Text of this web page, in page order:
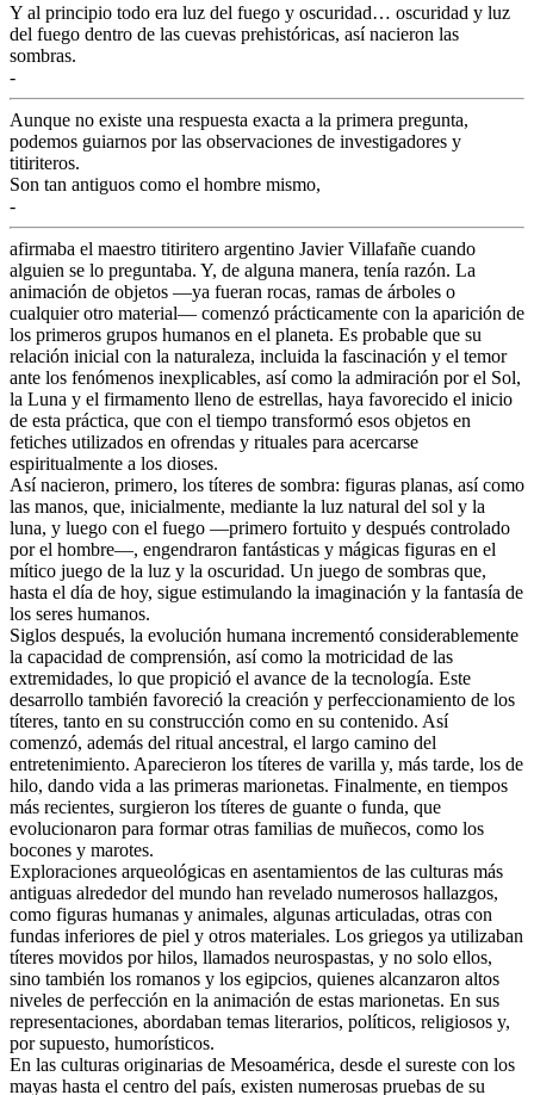
Y al principio todo era luz del fuego y oscuridad… oscuridad y luz
del fuego dentro de las cuevas prehistóricas, así nacieron las
sombras.
-
Aunque no existe una respuesta exacta a la primera pregunta,
podemos guiarnos por las observaciones de investigadores y
titiriteros.
Son tan antiguos como el hombre mismo,
-
afirmaba el maestro titiritero argentino Javier Villafañe cuando
alguien se lo preguntaba. Y, de alguna manera, tenía razón. La
animación de objetos —ya fueran rocas, ramas de árboles o
cualquier otro material— comenzó prácticamente con la aparición de
los primeros grupos humanos en el planeta. Es probable que su
relación inicial con la naturaleza, incluida la fascinación y el temor
ante los fenómenos inexplicables, así como la admiración por el Sol,
la Luna y el firmamento lleno de estrellas, haya favorecido el inicio
de esta práctica, que con el tiempo transformó esos objetos en
fetiches utilizados en ofrendas y rituales para acercarse
espiritualmente a los dioses.
Así nacieron, primero, los títeres de sombra: figuras planas, así como
las manos, que, inicialmente, mediante la luz natural del sol y la
luna, y luego con el fuego —primero fortuito y después controlado
por el hombre—, engendraron fantásticas y mágicas figuras en el
mítico juego de la luz y la oscuridad. Un juego de sombras que,
hasta el día de hoy, sigue estimulando la imaginación y la fantasía de
los seres humanos.
Siglos después, la evolución humana incrementó considerablemente
la capacidad de comprensión, así como la motricidad de las
extremidades, lo que propició el avance de la tecnología. Este
desarrollo también favoreció la creación y perfeccionamiento de los
títeres, tanto en su construcción como en su contenido. Así
comenzó, además del ritual ancestral, el largo camino del
entretenimiento. Aparecieron los títeres de varilla y, más tarde, los de
hilo, dando vida a las primeras marionetas. Finalmente, en tiempos
más recientes, surgieron los títeres de guante o funda, que
evolucionaron para formar otras familias de muñecos, como los
bocones y marotes.
Exploraciones arqueológicas en asentamientos de las culturas más
antiguas alrededor del mundo han revelado numerosos hallazgos,
como figuras humanas y animales, algunas articuladas, otras con
fundas inferiores de piel y otros materiales. Los griegos ya utilizaban
títeres movidos por hilos, llamados neurospastas, y no solo ellos,
sino también los romanos y los egipcios, quienes alcanzaron altos
niveles de perfección en la animación de estas marionetas. En sus
representaciones, abordaban temas literarios, políticos, religiosos y,
por supuesto, humorísticos.
En las culturas originarias de Mesoamérica, desde el sureste con los
mayas hasta el centro del país, existen numerosas pruebas de su